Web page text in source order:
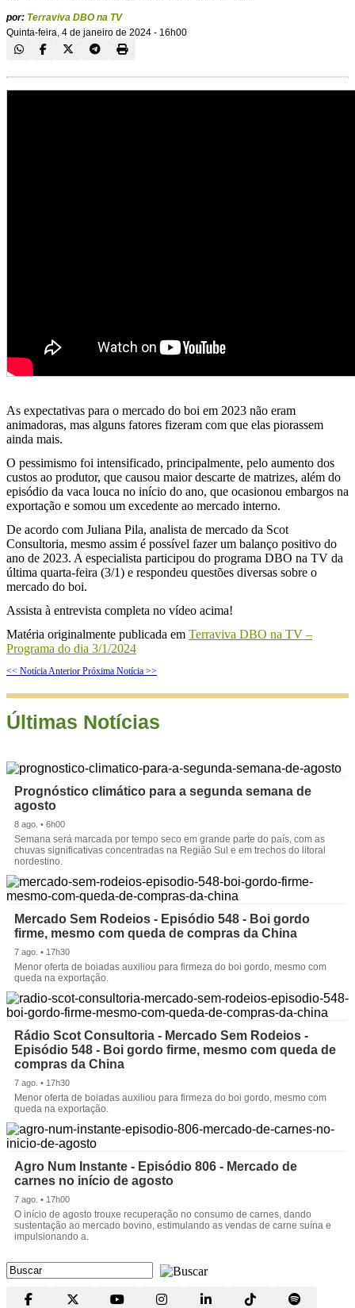
por: Terraviva DBO na TV
Quinta-feira, 4 de janeiro de 2024 - 16h00
As expectativas para o mercado do boi em 2023 não eram
animadoras, mas alguns fatores fizeram com que elas piorassem
ainda mais.
O pessimismo foi intensificado, principalmente, pelo aumento dos
custos ao produtor, que causou maior descarte de matrizes, além do
episódio da vaca louca no início do ano, que ocasionou embargos na
exportação e somou um excedente ao mercado interno.
De acordo com Juliana Pila, analista de mercado da Scot
Consultoria, mesmo assim é possível fazer um balanço positivo do
ano de 2023. A especialista participou do programa DBO na TV da
última quarta-feira (3/1) e respondeu questões diversas sobre o
mercado do boi.
Assista à entrevista completa no vídeo acima!
Matéria originalmente publicada em Terraviva DBO na TV –
Programa do dia 3/1/2024
<< Notícia Anterior Próxima Notícia >>
Últimas Notícias
Prognóstico climático para a segunda semana de
agosto
8 ago. • 6h00
Semana será marcada por tempo seco em grande parte do país, com as
chuvas significativas concentradas na Região Sul e em trechos do litoral
nordestino.
Mercado Sem Rodeios - Episódio 548 - Boi gordo
firme, mesmo com queda de compras da China
7 ago. • 17h30
Menor oferta de boiadas auxiliou para firmeza do boi gordo, mesmo com
queda na exportação.
Rádio Scot Consultoria - Mercado Sem Rodeios -
Episódio 548 - Boi gordo firme, mesmo com queda de
compras da China
7 ago. • 17h30
Menor oferta de boiadas auxiliou para firmeza do boi gordo, mesmo com
queda na exportação.
Agro Num Instante - Episódio 806 - Mercado de
carnes no início de agosto
7 ago. • 17h00
O início de agosto trouxe recuperação no consumo de carnes, dando
sustentação ao mercado bovino, estimulando as vendas de carne suína e
impulsionando a.